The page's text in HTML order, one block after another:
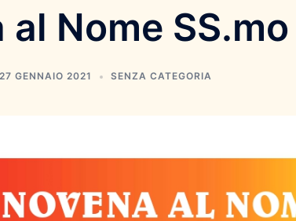
al Nome
27 GENNAIO 2021 SENZA CATEGORIA